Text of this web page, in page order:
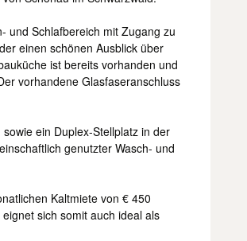
und Schlafbereich mit Zugang zu
einen schönen Ausblick über
ist bereits vorhanden und
vorhandene Glasfaseranschluss
ein Duplex-Stellplatz in der
genutzter Wasch- und
Kaltmiete von € 450
sich somit auch ideal als